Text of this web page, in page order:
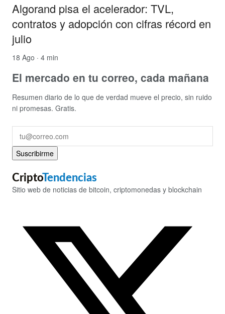
Algorand pisa el acelerador: TVL,
contratos y adopción con cifras récord en
julio
18 Ago · 4 min
El mercado en tu correo, cada mañana
Resumen diario de lo que de verdad mueve el precio, sin ruido
ni promesas. Gratis.
Suscribirme
CriptoTendencias
Sitio web de noticias de bitcoin, criptomonedas y blockchain